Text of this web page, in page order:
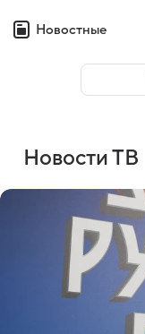
Новостные
Новости ТВ